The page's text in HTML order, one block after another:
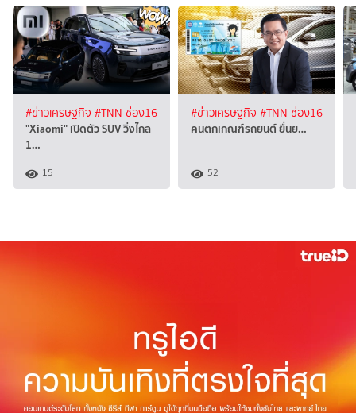
#ข่าวเศรษฐกิจ #TNN ช่อง16
"Xiaomi" เปิดตัว SUV วิ่งไกล
1…
15
#ข่าวเศรษฐกิจ #TNN ช่อง16
คนตกเกณฑ์รถยนต์ ยื่นย…
52